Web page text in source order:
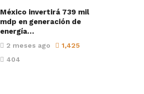
México invertirá 739 mil
mdp en generación de
energía…
2 meses ago
1,425
404